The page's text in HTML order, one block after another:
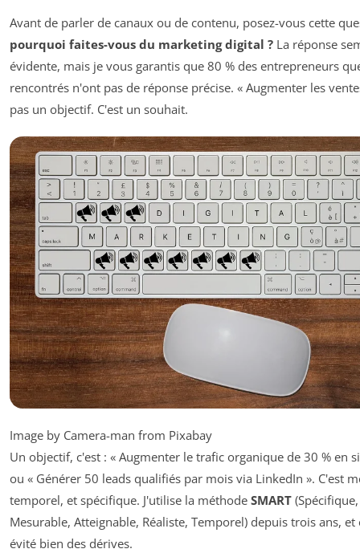
Avant de parler de canaux ou de contenu, posez-vous cette
pourquoi faites-vous du marketing digital ? La réponse
évidente, mais je vous garantis que 80 % des entrepreneurs
rencontrés n'ont pas de réponse précise. « Augmenter les
pas un objectif. C'est un souhait.
Image by Camera-man from Pixabay
Un objectif, c'est : « Augmenter le trafic organique de 30 % en
ou « Générer 50 leads qualifiés par mois via LinkedIn ». C'est
temporel, et spécifique. J'utilise la méthode SMART (Spécifique,
Mesurable, Atteignable, Réaliste, Temporel) depuis trois ans, et
évité bien des dérives.